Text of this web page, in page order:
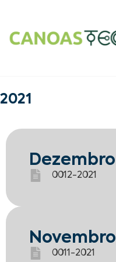
2021
Dezembro
0012-2021
Novembro
0011-2021